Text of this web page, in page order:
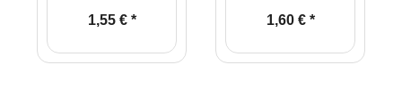
150 mm
1,55 € *
160 mm
1,60 € *